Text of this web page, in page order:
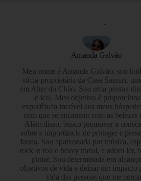
Amanda Galvão
Meu nome é Amanda Galvão, sou
sócia-proprietária da Casa Saimiri,
em Alter do Chão. Sou uma pessoa
e leal. Meu objetivo é
experiência incrível aos meus
com que se encantem com as belezas
Além disso, busco promover a
sobre a importância de proteger e
fauna. Sou apaixonada por música,
rock 'n roll e heavy metal, e adoro ler,
pintar. Sou determinada em
objetivos de vida e deixar um impacto
vida das pessoas que me